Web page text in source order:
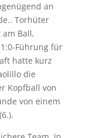
an
Torhüter
Ball,
Führung für
hatte kurz
die
Kopfball von
von einem